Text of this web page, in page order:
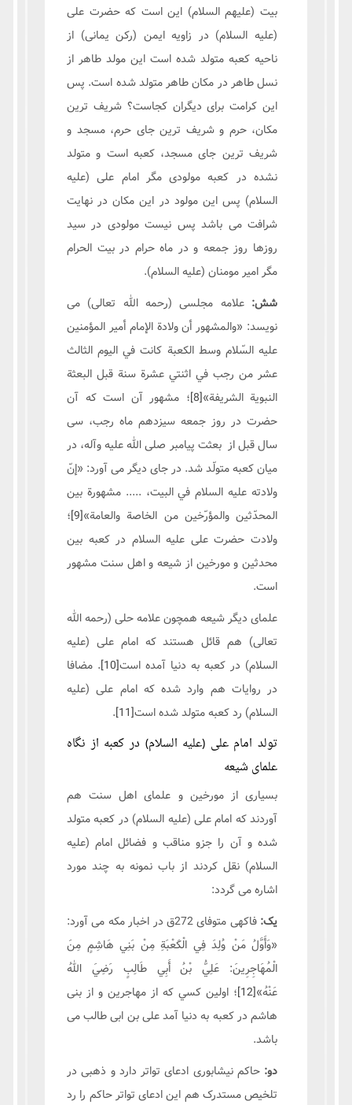
بیت (علیهم السلام) این است که حضرت علی
(علیه السلام) در زاویه ایمن (رکن یمانی) از
ناحیه کعبه متولد شده است این مولد طاهر از
نسل طاهر در مکان طاهر متولد شده است. پس
این کرامت برای دیگران کجاست؟ شریف ترین
مکان، حرم و شریف ترین جای حرم، مسجد و
شریف ترین جای مسجد، کعبه است و متولد
نشده در کعبه مولودی مگر امام علی (علیه
السلام) پس این مولود در این مکان در نهایت
شرافت می باشد پس نیست مولودی در سید
روزها روز جمعه و در ماه حرام در بیت الحرام
مگر امیر مومنان (علیه السلام).
شش:علامه مجلسی (رحمه الله تعالی) می
نویسد: «والمشهور أن ولادة الإمام أمير المؤمنين
عليه السّلام وسط الكعبة كانت في اليوم الثالث
عشر من رجب في اثنتي عشرة سنة قبل البعثة
النبوية الشريفة»[8] ؛ مشهور آن است كه آن
حضرت در روز جمعه سيزدهم ماه رجب، سى
سال قبل از بعثت پیامبر صلی الله علیه وآله، در
ميان كعبه متولّد شد. در جای دیگر می آورد: «إنّ
ولادته عليه السلام في البيت، ..... مشهورة بين
المحدّثين والمؤرّخين من الخاصة والعامة»[9] ؛
ولادت حضرت علی علیه السلام در کعبه بین
محدثین و مورخین از شیعه و اهل سنت مشهور
است.
علمای دیگر شیعه همچون علامه حلی (رحمه الله
تعالی) هم قائل هستند که امام علی (علیه
السلام) در کعبه به دنیا آمده است[10]
. مضافا
در روایات هم وارد شده که امام علی (علیه
السلام) رد کعبه متولد شده است[11]
.
تولد امام علی (علیه السلام) در کعبه از نگاه
علمای شیعه
بسیاری از مورخین و علمای اهل سنت هم
آوردند که امام علی (علیه السلام) در کعبه متولد
شده و آن را جزو مناقب و فضائل امام (علیه
السلام) نقل کردند از باب نمونه به چند مورد
اشاره می گردد:
یک:
فاکهی متوفای 272ق در اخبار مکه می آورد:
«وَأَوَّلُ مَنْ وُلِدَ فِي الْكَعْبَةِ مِنْ بَنِي هَاشِمٍ مِنَ
الْمُهَاجِرِينَ: عَلِيُّ بْنُ أَبِي طَالِبٍ رَضِيَ اللهُ
عَنْهُ»[12]
؛ اولين كسي که از مهاجرین و از بنی
هاشم در کعبه به دنیا آمد علی بن ابی طالب می
باشد.
دو:حاکم نیشابوری ادعای تواتر دارد و ذهبی در
تلخیص مستدرک هم این ادعای تواتر حاکم را رد